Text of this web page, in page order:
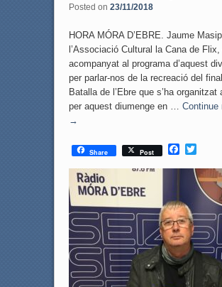
Posted on 23/11/2018
HORA MÓRA D’EBRE. Jaume
l’Associació Cultural la Cana de
acompanyat al programa d’aquest
per parlar-nos de la recreació del
Batalla de l’Ebre que s’ha organitzat
per aquest diumenge en … Continue
→
Share Post
F
c
o
o
k
T
i
t
r